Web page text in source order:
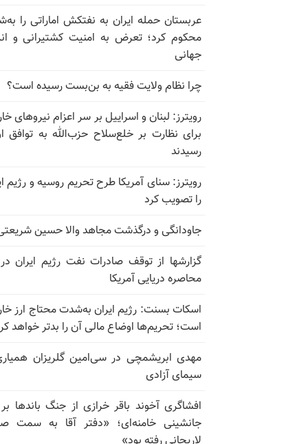
عربستان حمله ایران به نفتکش اماراتی را
محکوم کرد؛ تعرض به امنیت کشتیرانی و
جهانی
چرا نظام ولایت فقیه به بن‌بست رسیده است؟
رویترز: لبنان و اسراییل بر سر اعزام نیروهای
برای نظارت بر خلع‌سلاح حزب‌الله به توافق
رسیدند
رویترز: سنای آمریکا طرح تحریم روسیه و رژیم
را تصویب کرد
جاودانگی و درگذشت مجاهد والا حسین
گزارشها از توقف صادرات نفت رژیم ایران
محاصره دریایی آمریکا
اسکات بسنت: رژیم ایران به‌شدت محتاج ارز
است؛ تحریم‌ها اوضاع مالی آن را بدتر خواهد
مهدی ابریشمچی در سی‌امین گلریزان
سیمای آزادی
افشاگری آخوند باقر خرازی از جنگ باندها
جانشینی خامنه‌ای؛ «دفتر آقا به سمت